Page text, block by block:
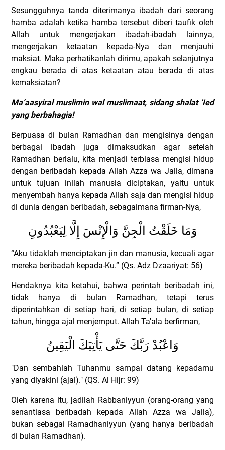
Sesungguhnya tanda diterimanya ibadah dari seorang
hamba adalah ketika hamba tersebut diberi taufik oleh
Allah untuk mengerjakan ibadah-ibadah lainnya,
mengerjakan ketaatan kepada-Nya dan menjauhi
maksiat. Maka perhatikanlah dirimu, apakah selanjutnya
engkau berada di atas ketaatan atau berada di atas
kemaksiatan?
Ma’aasyiral muslimin wal muslimaat, sidang shalat ‘Ied
yang berbahagia!
Berpuasa di bulan Ramadhan dan mengisinya dengan
berbagai ibadah juga dimaksudkan agar setelah
Ramadhan berlalu, kita menjadi terbiasa mengisi hidup
dengan beribadah kepada Allah Azza wa Jalla, dimana
untuk tujuan inilah manusia diciptakan, yaitu untuk
menyembah hanya kepada Allah saja dan mengisi hidup
di dunia dengan beribadah, sebagaimana firman-Nya,
وَمَا خَلَقْتُ الْجِنَّ وَالْإِنْسَ إِلَّا لِيَعْبُدُونِ
“Aku tidaklah menciptakan jin dan manusia, kecuali agar
mereka beribadah kepada-Ku.” (Qs. Adz Dzaariyat: 56)
Hendaknya kita ketahui, bahwa perintah beribadah ini,
tidak hanya di bulan Ramadhan, tetapi terus
diperintahkan di setiap hari, di setiap bulan, di setiap
tahun, hingga ajal menjemput. Allah Ta'ala berfirman,
وَاعْبُدْ رَبَّكَ حَتَّى يَأْتِيَكَ الْيَقِينُ
"Dan sembahlah Tuhanmu sampai datang kepadamu
yang diyakini (ajal)." (QS. Al Hijr: 99)
Oleh karena itu, jadilah Rabbaniyyun (orang-orang yang
senantiasa beribadah kepada Allah Azza wa Jalla),
bukan sebagai Ramadhaniyyun (yang hanya beribadah
di bulan Ramadhan).